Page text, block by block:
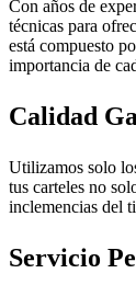
Con años de
técnicas para
está compuesto
importancia de
Calidad
Utilizamos solo
tus carteles no
inclemencias del
Servicio